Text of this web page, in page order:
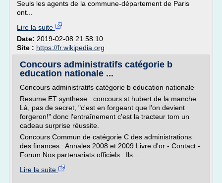
Seuls les agents de la commune-département de Paris
ont...
Lire la suite
Date: 2019-02-08 21:58:10
Site : https://fr.wikipedia.org
Concours administratifs catégorie b
education nationale ...
Concours administratifs catégorie b education nationale
Resume ET synthese : concours st hubert de la manche
Là, pas de secret, "c'est en forgeant que l'on devient
forgeron!" donc l'entraînement c'est la tracteur tom un
cadeau surprise réussite.
Concours Commun de catégorie C des administrations
des finances : Annales 2008 et 2009.Livre d'or - Contact -
Forum Nos partenariats officiels : Ils...
Lire la suite